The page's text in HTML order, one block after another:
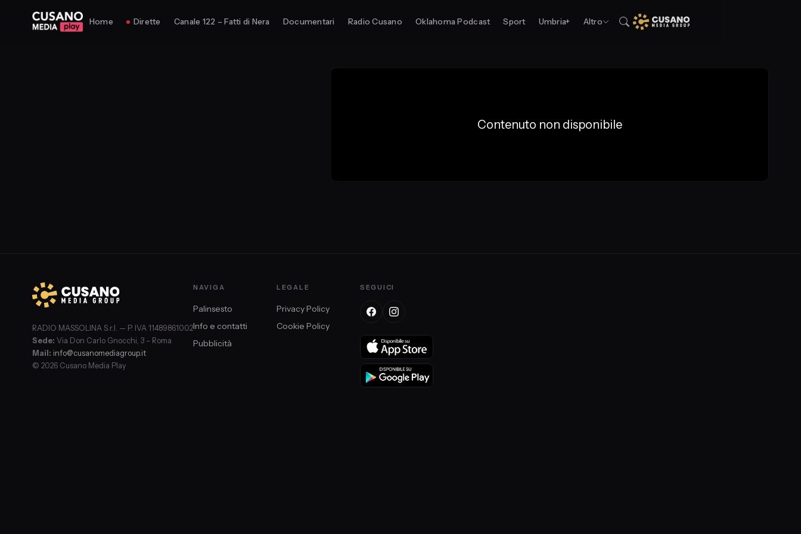
Home Dirette Canale 122 – Fatti di Nera Documentari Radio Cusano Oklahoma Podcast Sport Umbria+ Altro
Contenuto non disponibile
RADIO MASSOLINA S.r.l. — P. IVA 11489861002
Sede: Via Don Carlo Gnocchi, 3 – Roma
Mail: info@cusanomediagroup.it
© 2026 Cusano Media Play
NAVIGA
Palinsesto
Info e contatti
Pubblicità
LEGALE
Privacy Policy
Cookie Policy
SEGUICI